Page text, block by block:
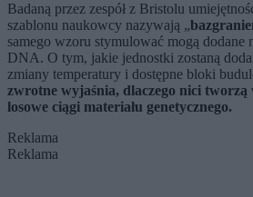
Badaną przez zespół z Bristolu
szablonu naukowcy nazywają „
samego wzoru stymulować mogą dodane
DNA. O tym, jakie jednostki zostaną
zmiany temperatury i dostępne bloki
zwrotne wyjaśnia, dlaczego nici tworzą
losowe ciągi materiału genetycznego.
Reklama
Reklama